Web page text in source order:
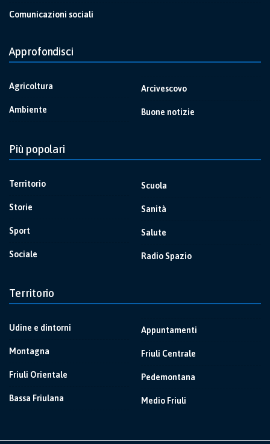
Comunicazioni sociali
Approfondisci
Agricoltura
Ambiente
Arcivescovo
Buone notizie
Più popolari
Territorio
Storie
Sport
Sociale
Scuola
Sanità
Salute
Radio Spazio
Territorio
Udine e dintorni
Montagna
Friuli Orientale
Bassa Friulana
Appuntamenti
Friuli Centrale
Pedemontana
Medio Friuli